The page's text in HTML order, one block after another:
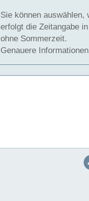
Sie können auswählen,
erfolgt die Zeitangabe
ohne Sommerzeit.
Genauere